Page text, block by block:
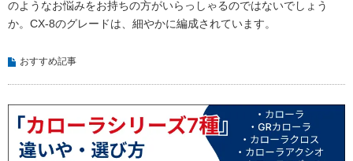
のようなお悩みをお持ちの方がいらっしゃるのではないでしょう
か。CX-8のグレードは、細やかに編成されています。
おすすめ記事